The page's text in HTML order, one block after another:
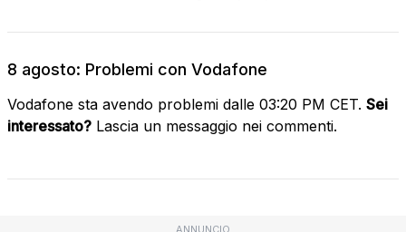
8 agosto: Problemi con Vodafone
Vodafone sta avendo problemi dalle 03:20 PM CET. Sei
interessato? Lascia un messaggio nei commenti.
ANNUNCIO